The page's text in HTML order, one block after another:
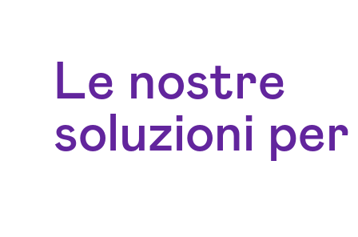
Le nostre
soluzioni